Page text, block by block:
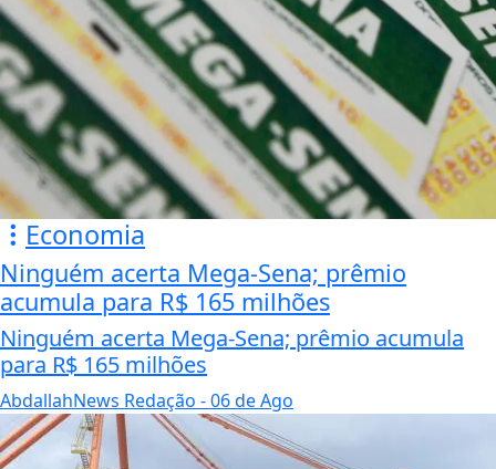
Economia
Ninguém acerta Mega-Sena; prêmio
acumula para R$ 165 milhões
Ninguém acerta Mega-Sena; prêmio acumula
para R$ 165 milhões
AbdallahNews Redação - 06 de Ago